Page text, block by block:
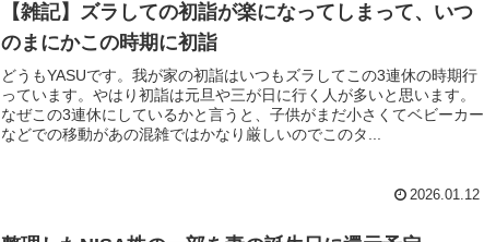
【雑記】ズラしての初詣が楽になってしまって、いつ
のまにかこの時期に初詣
どうもYASUです。我が家の初詣はいつもズラしてこの3連休の時期行
っています。やはり初詣は元旦や三が日に行く人が多いと思います。
なぜこの3連休にしているかと言うと、子供がまだ小さくてベビーカー
などでの移動があの混雑ではかなり厳しいのでこのタ...
2026.01.12